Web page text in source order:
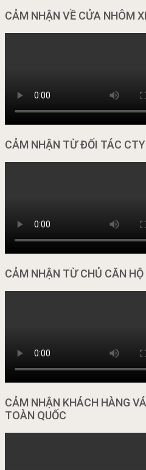
CẢM NHẬN VỀ CỬA NHÔM
CẢM NHẬN TỪ ĐỐI TÁC
CẢM NHẬN TỪ CHỦ CĂN
CẢM NHẬN KHÁCH HÀNG
TOÀN QUỐC